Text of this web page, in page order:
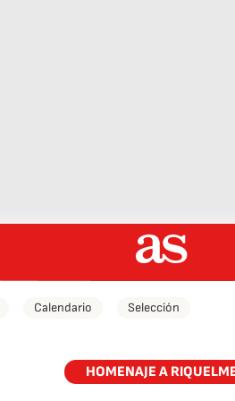
Calendario Selección
HOMENAJE A